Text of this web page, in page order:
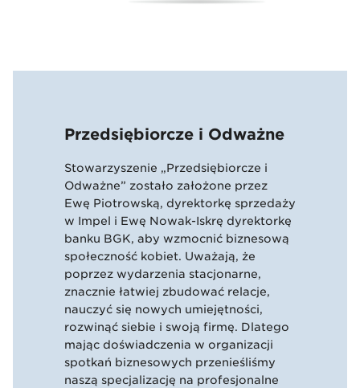
Przedsiębiorcze i Odważne
Stowarzyszenie „Przedsiębiorcze i
Odważne” zostało założone przez
Ewę Piotrowską, dyrektorkę sprzedaży
w Impel i Ewę Nowak-Iskrę dyrektorkę
banku BGK, aby wzmocnić biznesową
społeczność kobiet. Uważają, że
poprzez wydarzenia stacjonarne,
znacznie łatwiej zbudować relacje,
nauczyć się nowych umiejętności,
rozwinąć siebie i swoją firmę. Dlatego
mając doświadczenia w organizacji
spotkań biznesowych przenieśliśmy
naszą specjalizację na profesjonalne